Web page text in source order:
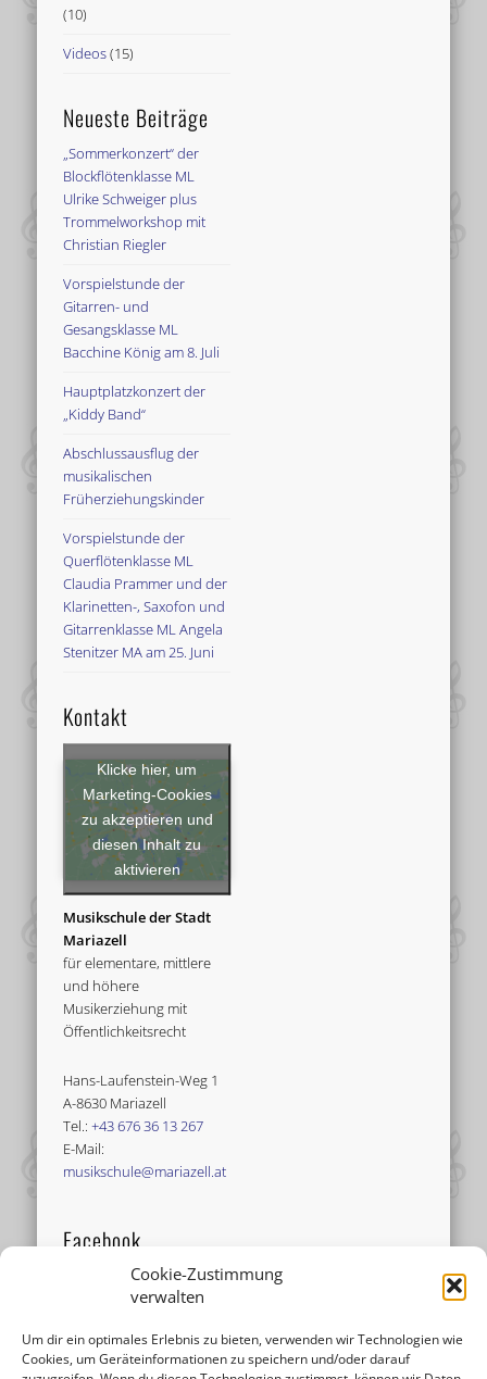
Cookie-Zustimmung
verwalten
Um dir ein optimales Erlebnis zu bieten, verwenden wir Technologien wie
Cookies, um Geräteinformationen zu speichern und/oder darauf
(10)
Videos(15)
Neueste Beiträge
„Sommerkonzert“ der
Blockflötenklasse ML
Ulrike Schweiger plus
Trommelworkshop mit
Christian Riegler
Vorspielstunde der
Gitarren- und
Gesangsklasse ML
Bacchine König am 8. Juli
Hauptplatzkonzert der
„Kiddy Band“
Abschlussausflug der
musikalischen
Früherziehungskinder
Vorspielstunde der
Querflötenklasse ML
Claudia Prammer und der
Klarinetten-, Saxofon und
Gitarrenklasse ML Angela
Stenitzer MA am 25. Juni
Kontakt
Klicke hier, um
Marketing-Cookies
zu akzeptieren und
diesen Inhalt zu
aktivieren
Musikschule der Stadt
Mariazell
für elementare, mittlere
und höhere
Musikerziehung mit
Öffentlichkeitsrecht
Hans-Laufenstein-Weg 1
A-8630 Mariazell
Tel.:+43 676 36 13 267
E-Mail:
musikschule@mariazell.at
Facebook